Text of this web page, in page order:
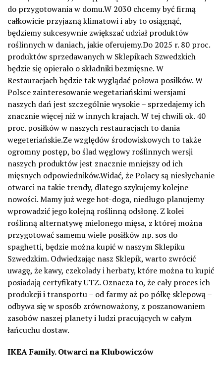
do przygotowania w domu.W 2030 chcemy być firmą
całkowicie przyjazną klimatowi i aby to osiągnąć,
będziemy sukcesywnie zwiększać udział produktów
roślinnych w daniach, jakie oferujemy.Do 2025 r. 80 proc.
produktów sprzedawanych w Sklepikach Szwedzkich
będzie się opierało o składniki bezmięsne. W
Restauracjach będzie tak wyglądać połowa posiłków. W
Polsce zainteresowanie wegetariańskimi wersjami
naszych dań jest szczególnie wysokie – sprzedajemy ich
znacznie więcej niż w innych krajach. W tej chwili ok. 40
proc. posiłków w naszych restauracjach to dania
wegeteriańskie.Ze względów środowiskowych to także
ogromny postęp, bo ślad węglowy roślinnych wersji
naszych produktów jest znacznie mniejszy od ich
mięsnych odpowiedników.Widać, że Polacy są niesłychanie
otwarci na takie trendy, dlatego szykujemy kolejne
nowości. Mamy już wege hot-doga, niedługo planujemy
wprowadzić jego kolejną roślinną odsłonę. Z kolei
roślinną alternatywę mielonego mięsa, z której można
przygotować samemu wiele posiłków np. sos do
spaghetti, będzie można kupić w naszym Sklepiku
Szwedzkim. Odwiedzając nasz Sklepik, warto zwrócić
uwagę, że kawy, czekolady i herbaty, które można tu kupić
posiadają certyfikaty UTZ. Oznacza to, że cały proces ich
produkcji i transportu – od farmy aż po półkę sklepową –
odbywa się w sposób zrównoważony, z poszanowaniem
zasobów naszej planety i ludzi pracujących w całym
łańcuchu dostaw.
IKEA Family. Otwarci na Klubowiczów